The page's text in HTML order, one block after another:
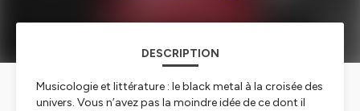
DESCRIPTION
Musicologie et littérature : le black metal à la croisée des
univers. Vous n’avez pas la moindre idée de ce dont il